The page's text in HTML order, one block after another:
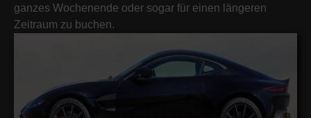
ganzes Wochenende oder sogar für einen längeren
Zeitraum zu buchen.